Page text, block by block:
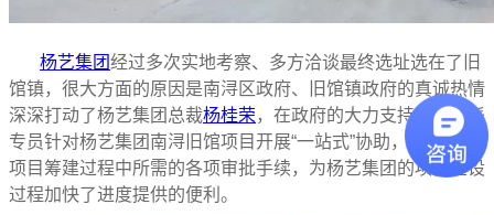
杨艺集团经过多次实地考察、多方洽谈最终选址选在了旧
馆镇，很大方面的原因是南浔区政府、旧馆镇政府的真诚热情
深深打动了杨艺集团总裁杨桂荣 ，在政府的大力支持下，委派
专员针对杨艺集团南浔旧馆项目开展“一站式”协助，成功办理
项目筹建过程中所需的各项审批手续，为杨艺集团的项目建设
过程加快了进度提供的便利。